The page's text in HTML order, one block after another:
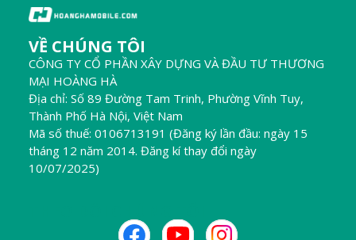
VỀ CHÚNG TÔI
CÔNG TY CỔ PHẦN XÂY DỰNG VÀ ĐẦU TƯ THƯƠNG
MẠI HOÀNG HÀ
Địa chỉ: Số 89 Đường Tam Trinh, Phường Vĩnh Tuy,
Thành Phố Hà Nội, Việt Nam
Mã số thuế: 0106713191 (Đăng ký lần đầu: ngày 15
tháng 12 năm 2014. Đăng kí thay đổi ngày
10/07/2025)